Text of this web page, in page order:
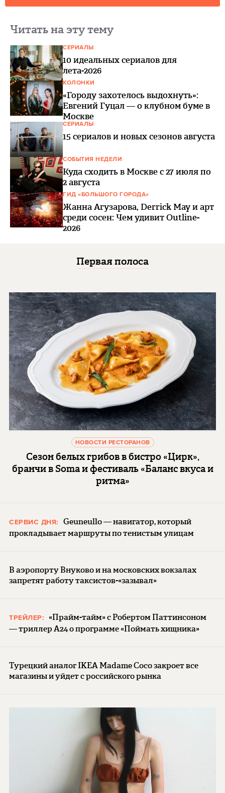
Читать на эту тему
СЕРИАЛЫ
10 идеальных сериалов для
лета-2026
КОЛОНКИ
«Городу захотелось выдохнуть»:
Евгений Гуцал — о клубном буме в
Москве
СЕРИАЛЫ
15 сериалов и новых сезонов августа
СОБЫТИЯ НЕДЕЛИ
Куда сходить в Москве с 27 июля по
2 августа
ГИД «БОЛЬШОГО ГОРОДА»
Жанна Агузарова, Derrick May и арт
среди сосен: Чем удивит Outline-
2026
Первая полоса
НОВОСТИ РЕСТОРАНОВ
Сезон белых грибов в бистро «Цирк»,
бранчи в Soma и фестиваль «Баланс вкуса и
ритма»
СЕРВИС ДНЯ:
Geuneullo — навигатор, который
прокладывает маршруты по тенистым улицам
В аэропорту Внуково и на московских вокзалах
запретят работу таксистов-«зазывал»
ТРЕЙЛЕР:
«Прайм-тайм» с Робертом Паттинсоном
— триллер A24 о программе «Поймать хищника»
Турецкий аналог IKEA Madame Coco закроет все
магазины и уйдет с российского рынка